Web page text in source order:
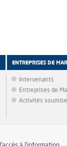
ENTREPRISES DE
Intervenants
Entreprises de
Activités